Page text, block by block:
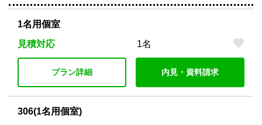
1名用個室
見積対応
1名
プラン詳細 内見・資料請求
306(1名用個室)